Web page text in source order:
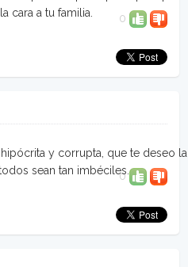
cara a tu familia.
0
hipócrita y corrupta, que te deseo la
sean tan imbéciles.
0